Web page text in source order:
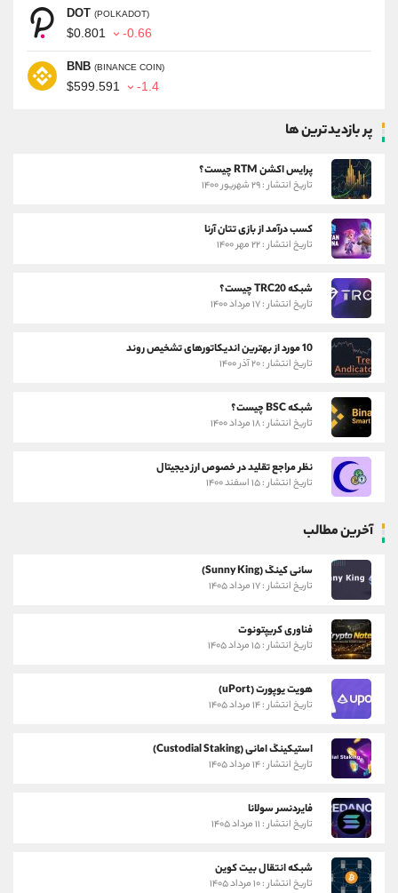
DOT (POLKADOT)
$0.801 -0.66
BNB (BINANCE COIN)
$599.591 -1.4
پر بازدیدترین ها
پرایس اکشن RTM چیست؟
تاریخ انتشار : ۲۹ شهریور ۱۴۰۰
کسب درآمد از بازی تتان آرنا
تاریخ انتشار : ۲۲ مهر ۱۴۰۰
شبکه TRC20 چیست؟
تاریخ انتشار : ۱۷ مرداد ۱۴۰۰
10 مورد از بهترین اندیکاتورهای تشخیص روند
تاریخ انتشار : ۲۰ آذر ۱۴۰۰
شبکه BSC چیست؟
تاریخ انتشار : ۱۸ مرداد ۱۴۰۰
نظر مراجع تقلید در خصوص ارز دیجیتال
تاریخ انتشار : ۱۵ اسفند ۱۴۰۰
آخرین مطالب
سانی کینگ (Sunny King)
تاریخ انتشار : ۱۷ مرداد ۱۴۰۵
فناوری کریپتونوت
تاریخ انتشار : ۱۵ مرداد ۱۴۰۵
هویت یوپورت (uPort)
تاریخ انتشار : ۱۴ مرداد ۱۴۰۵
استیکینگ امانی (Custodial Staking)
تاریخ انتشار : ۱۴ مرداد ۱۴۰۵
فایردنسر سولانا
تاریخ انتشار : ۱۱ مرداد ۱۴۰۵
شبکه انتقال بیت کوین
تاریخ انتشار : ۱۰ مرداد ۱۴۰۵